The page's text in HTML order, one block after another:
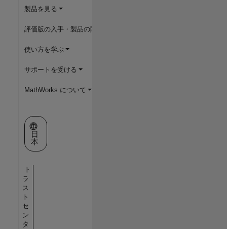
製品を見る
評価版の入手・製品の購入
使い方を学ぶ
サポートを受ける
MathWorks について
Web サイトの選択
日
本
ト
ラ
ス
ト
セ
ン
タ